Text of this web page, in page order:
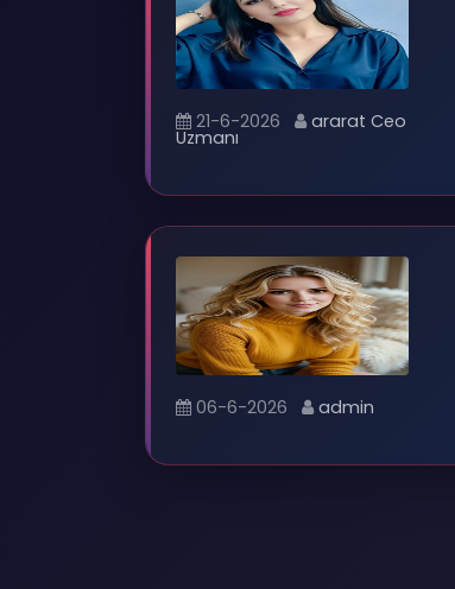
21-6-2026 ararat Ceo
Uzmanı
06-6-2026 admin